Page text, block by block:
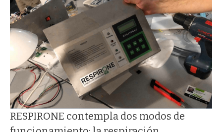
RESPIRONE contempla dos modos de